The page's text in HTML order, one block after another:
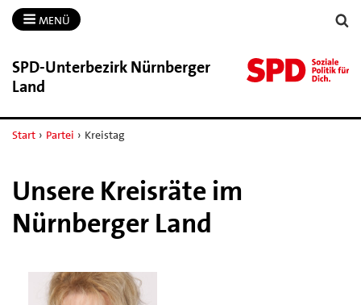
MENÜ
SPD-​Unterbezirk Nürnberger
Land
Start › Partei › Kreistag
Unsere Kreisräte im
Nürnberger Land